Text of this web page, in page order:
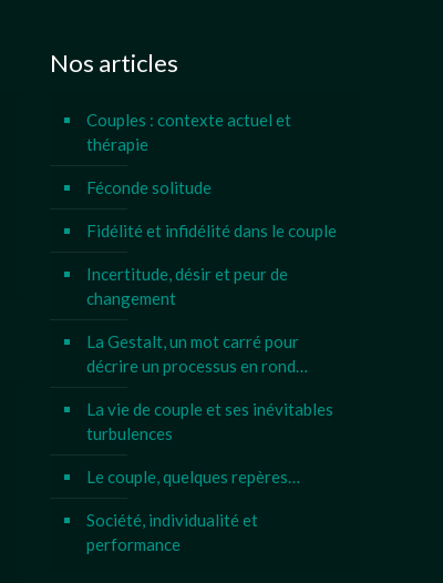
Nos articles
Couples : contexte actuel et
thérapie
Féconde solitude
Fidélité et infidélité dans le couple
Incertitude, désir et peur de
changement
La Gestalt, un mot carré pour
décrire un processus en rond…
La vie de couple et ses inévitables
turbulences
Le couple, quelques repères…
Société, individualité et
performance